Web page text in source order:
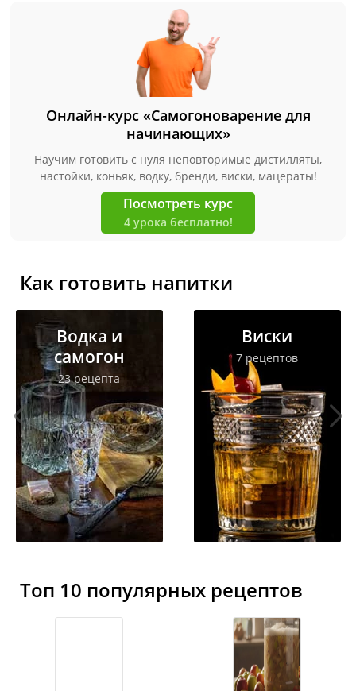
Онлайн-курс «Самогоноварение для
начинающих»
Научим готовить с нуля неповторимые дистилляты,
настойки, коньяк, водку, бренди, виски, мацераты!
Посмотреть курс
4 урока бесплатно!
Как готовить напитки
Водка и
самогон
23 рецепта
Виски
7 рецептов
Топ 10 популярных рецептов